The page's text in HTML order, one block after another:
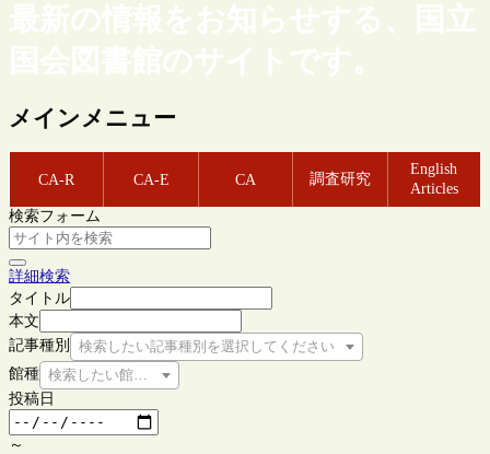
最新の情報をお知らせする、国立
国会図書館のサイトです。
メインメニュー
CA-R CA-E CA 調査研究
English
Articles
検索フォーム
詳細検索
タイトル
本文
記事種別
検索したい記事種別を選択してください
館種 検索したい館種を選択してください
投稿日
～